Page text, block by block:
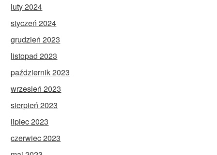
luty 2024
styczeń 2024
grudzień 2023
listopad 2023
październik 2023
wrzesień 2023
sierpień 2023
lipiec 2023
czerwiec 2023